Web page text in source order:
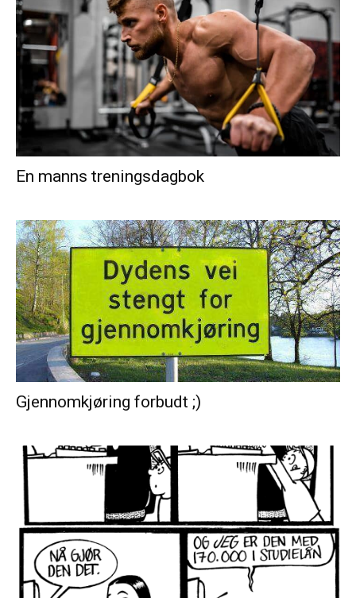
En manns treningsdagbok
Gjennomkjøring forbudt ;)